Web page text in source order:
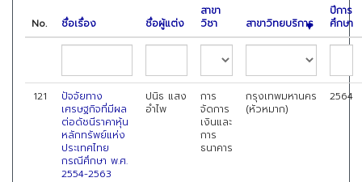
No. ชื่อเรื่อง ชื่อผู้แต่ง
สาขา
วิชา
สาขาวิทยบริการ
ปีการ
ศึกษา
121
ปัจจัยทาง
เศรษฐกิจที่มีผล
ต่อดัชนีราคาหุ้น
หลักทรัพย์แห่ง
ประเทศไทย
กรณีศึกษา พ.ศ.
2554-2563
ปนิธ แสง
อำไพ
การ
จัดการ
เงินและ
การ
ธนาคาร
กรุงเทพมหานคร
(หัวหมาก)
2564